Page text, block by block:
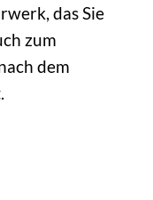
das Sie
zum
dem